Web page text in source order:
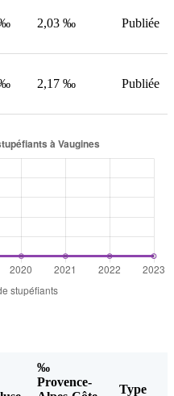
‰ 2,03 ‰ Publiée
‰ 2,17 ‰ Publiée
‰
Provence-
Type